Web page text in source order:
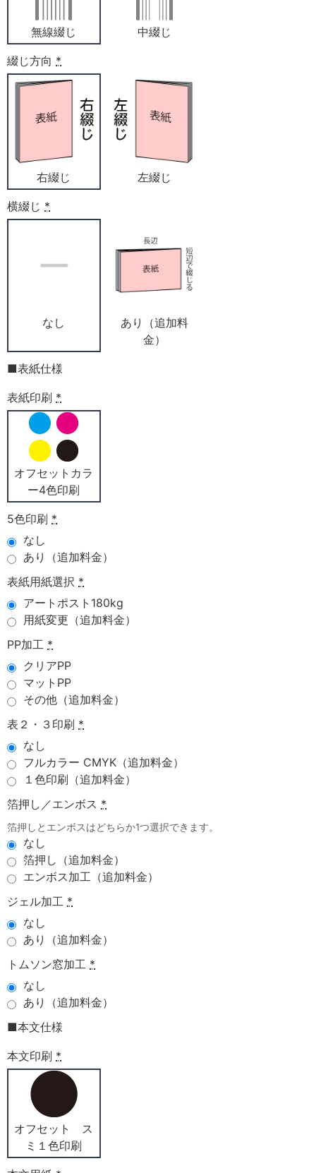
無線綴じ 中綴じ
綴じ方向 *
右綴じ 左綴じ
横綴じ *
なし
あり（追加料
金）
■表紙仕様
表紙印刷 *
オフセットカラ
ー4色印刷
5色印刷 *
なし
あり（追加料金）
表紙用紙選択 *
アートポスト180kg
用紙変更（追加料金）
PP加工 *
クリアPP
マットPP
その他（追加料金）
表２・３印刷 *
なし
フルカラー CMYK（追加料金）
１色印刷（追加料金）
箔押し／エンボス *
箔押しとエンボスはどちらか1つ選択できます。
なし
箔押し（追加料金）
エンボス加工（追加料金）
ジェル加工 *
なし
あり（追加料金）
トムソン窓加工 *
なし
あり（追加料金）
■本文仕様
本文印刷 *
オフセット ス
ミ１色印刷